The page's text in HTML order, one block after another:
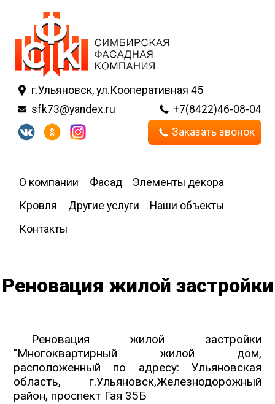
г.Ульяновск, ул.Кооперативная 45
sfk73@yandex.ru
+7(8422)46-08-04
Заказать звонок
О компании Фасад
Элементы декора
Кровля
Другие услуги
Наши объекты
Контакты
Реновация жилой застройки
Реновация жилой застройки
"Многоквартирный жилой дом,
расположенный по адресу: Ульяновская
область, г.Ульяновск,Железнодорожный
район, проспект Гая 35Б